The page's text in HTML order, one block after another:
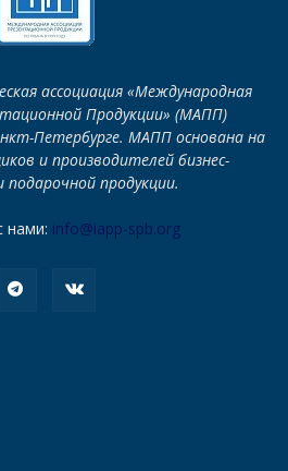
ассоциация «Международная
Продукции» (МАПП)
Петербурге. МАПП основана на
и производителей бизнес-
подарочной продукции.
нами: info@iapp-spb.org